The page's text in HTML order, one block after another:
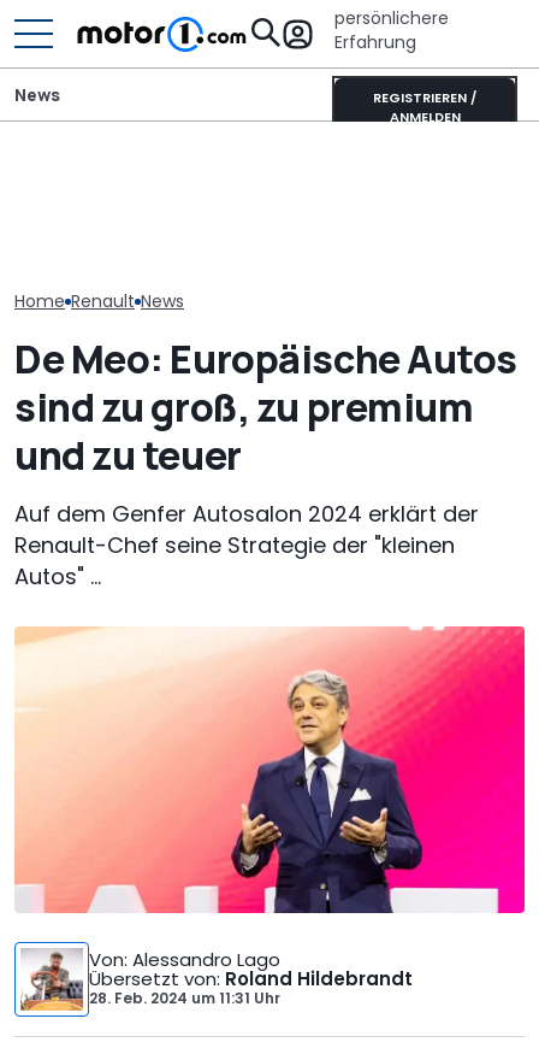
persönlichere
Erfahrung
REGISTRIEREN /
ANMELDEN
News
Home Renault News
De Meo: Europäische Autos
sind zu groß, zu premium
und zu teuer
Auf dem Genfer Autosalon 2024 erklärt der
Renault-Chef seine Strategie der "kleinen
Autos" ...
Von: Alessandro Lago
Übersetzt von: Roland Hildebrandt
28. Feb. 2024 um11:31 Uhr